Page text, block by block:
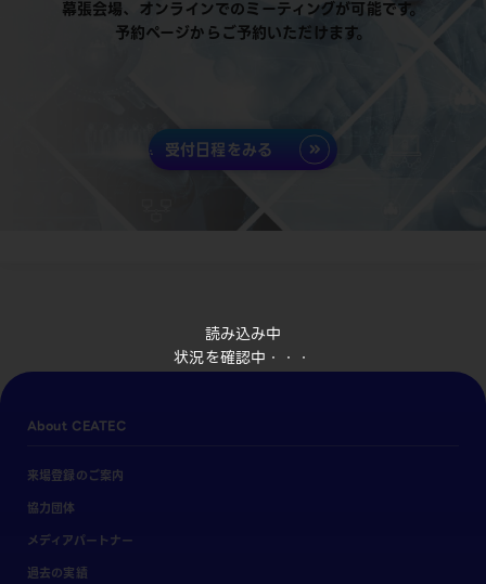
読み込み中
状況を確認中・・・
幕張会場、オンラインでのミーティングが可能です。
予約ページからご予約いただけます。
受付日程をみる
About CEATEC
来場登録のご案内
協力団体
メディアパートナー
過去の実績